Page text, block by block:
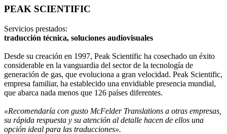
PEAK SCIENTIFIC
Servicios prestados:
traducción técnica, soluciones audiovisuales
Desde su creación en 1997, Peak Scientific ha cosechado un éxito
considerable en la vanguardia del sector de la tecnología de
generación de gas, que evoluciona a gran velocidad. Peak Scientific,
empresa familiar, ha establecido una envidiable presencia mundial,
que abarca nada menos que 126 países diferentes.
«Recomendaría con gusto McFelder Translations a otras empresas,
su rápida respuesta y su atención al detalle hacen de ellos una
opción ideal para las traducciones».